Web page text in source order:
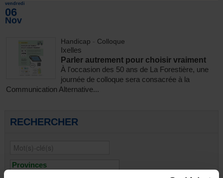
vendredi
06
Nov
Handicap - Colloque
Ixelles
Parler autrement pour choisir vraiment
À l'occasion des 50 ans de La Forestière, une
journée de colloque sera consacrée à la
Communication Alternative...
RECHERCHER
Provinces